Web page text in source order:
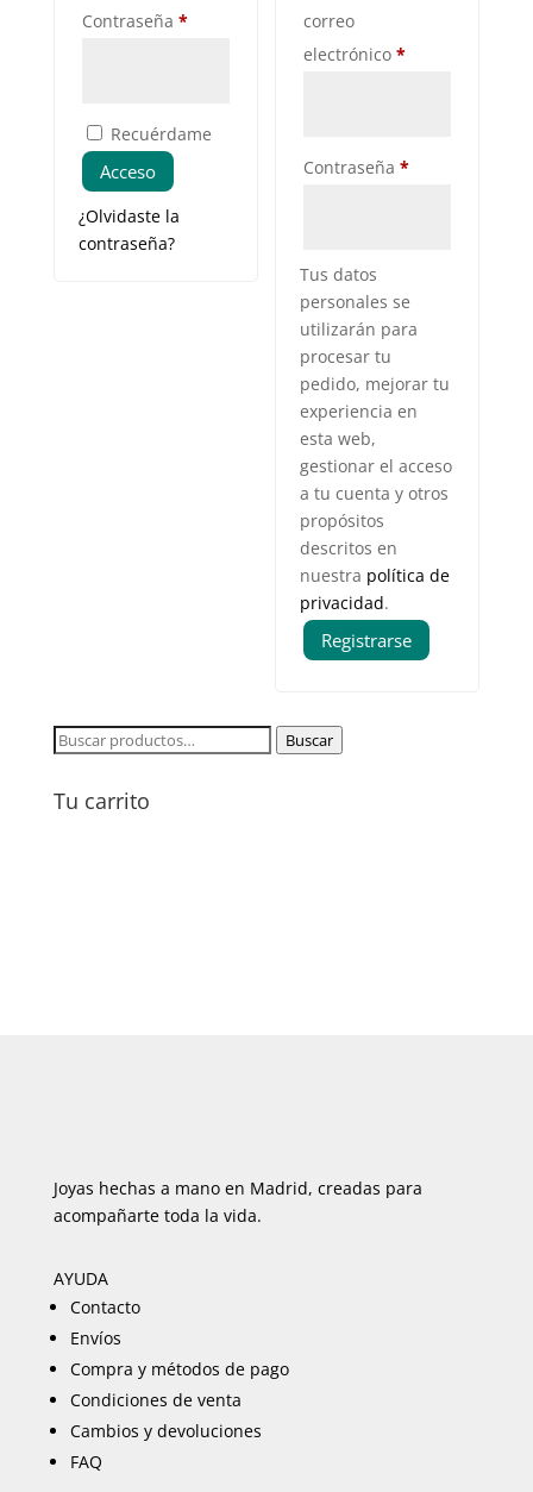
Contraseña *Obligatorio
Recuérdame
Acceso
¿Olvidaste la
contraseña?
correo
electrónico*Obligatorio
Contraseña*Obligatorio
Tus datos
personales se
utilizarán para
procesar tu
pedido, mejorar tu
experiencia en
esta web,
gestionar el acceso
a tu cuenta y otros
propósitos
descritos en
nuestra política de
privacidad.
Registrarse
Buscar
Buscar
Tu carrito
Joyas hechas a mano en Madrid, creadas para
acompañarte toda la vida.
AYUDA
Contacto
Envíos
Compra y métodos de pago
Condiciones de venta
Cambios y devoluciones
FAQ